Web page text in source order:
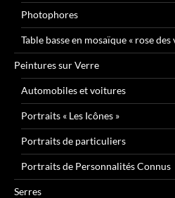
Photophores
Table basse en mosaïque « rose des
Peintures sur Verre
Automobiles et voitures
Portraits « Les Icônes »
Portraits de particuliers
Portraits de Personnalités Connus
Serres